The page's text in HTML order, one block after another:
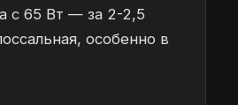
с 65 Вт — за 2-2,5
особенно в